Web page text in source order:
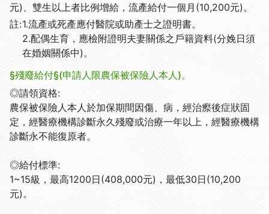
元)、雙生以上者比例增給，流產給付一個月(10,200元)。
註:1.流產或死產應付醫院或助產士之證明書。
2.配偶生育，應檢附證明夫妻關係之戶籍資料(分娩日須
在婚姻關係中)。
§殘廢給付§(申請人限農保被保險人本人)。
◎請領資格:
農保被保險人本人於加保期間因傷、病，經治瘵後症狀固
定，經醫療機構診斷永久殘廢或治療一年以上，經醫療機構
診斷永不能復原者。
◎給付標準:
1~15級，最高1200日(408,000元)，最低30日(10,200
元)。